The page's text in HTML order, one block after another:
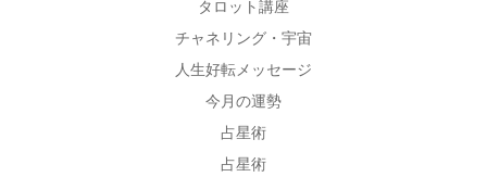
タロット講座
チャネリング・宇宙
人生好転メッセージ
今月の運勢
占星術
占星術